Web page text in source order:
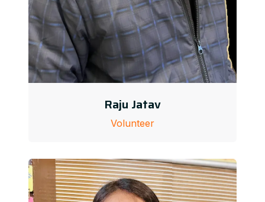
Raju Jatav
Volunteer